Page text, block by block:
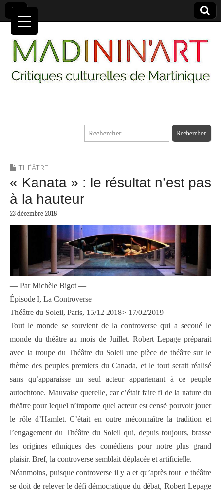
MADININ'ART
Rechercher :
THÉÂTRE
« Kanata » : le résultat n’est pas
à la hauteur
23 décembre 2018
— Par Michèle Bigot —
Épisode I, La Controverse
Théâtre du Soleil, Paris, 15/12 2018> 17/02/2019
Tout le monde se souvient de la controverse qui a secoué le
monde du théâtre au mois de Juillet. Robert Lepage préparait
avec la troupe du Théâtre du Soleil une pièce de théâtre sur le
thème des peuples premiers du Canada, et le tout serait réalisé
sans qu’apparaisse un seul acteur appartenant à ce peuple
autochtone. Mauvaise querelle, car c’était faire fi de la nature du
théâtre pour lequel n’importe quel acteur est censé pouvoir jouer
le rôle d’Hamlet. C’était en outre méconnaître la tradition et
l’engagement du Théâtre du Soleil qui, depuis toujours, brasse
les origines ethniques des comédiens pour notre plus grand
plaisir. Bref, la controverse semblait déplacée et artificielle.
Néanmoins, puisque controverse il y a et qu’après tout le théâtre
se doit de relever le défi démocratique du débat, Robert Lepage